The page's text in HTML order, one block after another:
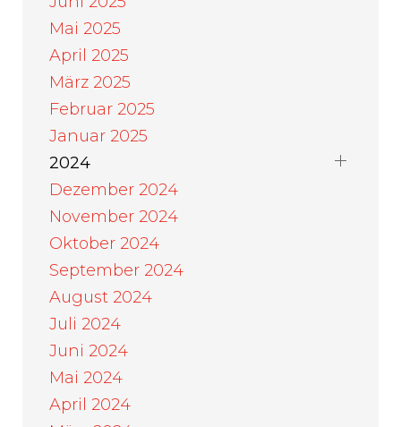
Mai 2025
April 2025
März 2025
Februar 2025
Januar 2025
2024
Dezember 2024
November 2024
Oktober 2024
September 2024
August 2024
Juli 2024
Juni 2024
Mai 2024
April 2024